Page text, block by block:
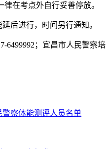
在考点外自行妥善停放。
后进行，时间另行通知。
6499992；宜昌市人民警察培
警察体能测评人员名单